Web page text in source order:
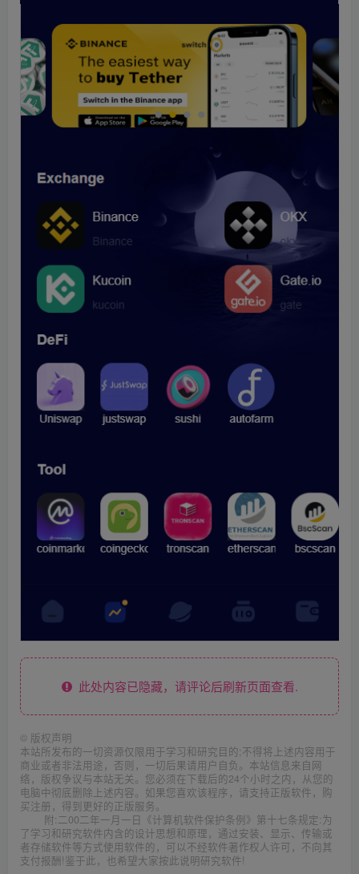
此处内容已隐藏，请评论后刷新页面查看.
© 版权声明
本站所发布的一切资源仅限用于学习和研究目的;不得将上述内容用于
商业或者非法用途，否则，一切后果请用户自负。本站信息来自网
络，版权争议与本站无关。您必须在下载后的24个小时之内，从您的
电脑中彻底删除上述内容。如果您喜欢该程序，请支持正版软件，购
买注册，得到更好的正版服务。
附:二00二年一月一日《计算机软件保护条例》第十七条规定:为
了学习和研究软件内含的设计思想和原理，通过安装、显示、传输或
者存储软件等方式使用软件的，可以不经软件著作权人许可，不向其
支付报酬!鉴于此，也希望大家按此说明研究软件!